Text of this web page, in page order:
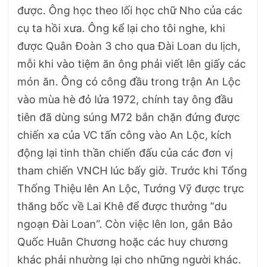
được. Ông học theo lối học chữ Nho của các
cụ ta hồi xưa. Ông kể lại cho tôi nghe, khi
được Quân Đoàn 3 cho qua Đài Loan du lịch,
mỗi khi vào tiệm ăn ông phải viết lên giấy các
món ăn. Ông có công đầu trong trận An Lộc
vào mùa hè đỏ lửa 1972, chính tay ông đầu
tiên đã dùng súng M72 bắn chặn đứng được
chiến xa của VC tấn công vào An Lộc, kích
động lại tinh thần chiến đấu của các đơn vị
tham chiến VNCH lúc bấy giờ. Trước khi Tổng
Thống Thiệu lên An Lộc, Tướng Vỹ được trực
thăng bốc về Lai Khê để được thưởng “du
ngoạn Đài Loan”. Còn việc lên lon, gắn Bảo
Quốc Huân Chương hoặc các huy chương
khác phải nhường lại cho những người khác.